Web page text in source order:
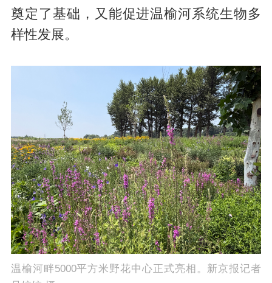
奠定了基础，又能促进温榆河系统生物多
样性发展。
温榆河畔5000平方米野花中心正式亮相。新京报记者